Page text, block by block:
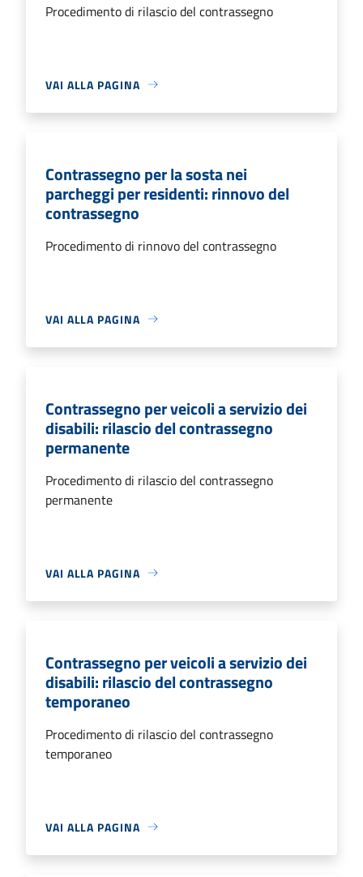
Procedimento di rilascio del contrassegno
VAI ALLA PAGINA
Contrassegno per la sosta nei
parcheggi per residenti: rinnovo del
contrassegno
Procedimento di rinnovo del contrassegno
VAI ALLA PAGINA
Contrassegno per veicoli a servizio dei
disabili: rilascio del contrassegno
permanente
Procedimento di rilascio del contrassegno
permanente
VAI ALLA PAGINA
Contrassegno per veicoli a servizio dei
disabili: rilascio del contrassegno
temporaneo
Procedimento di rilascio del contrassegno
temporaneo
VAI ALLA PAGINA